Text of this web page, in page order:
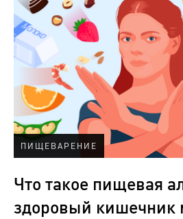
ПИЩЕВАРЕНИЕ
Что такое пищевая
здоровый кишечник